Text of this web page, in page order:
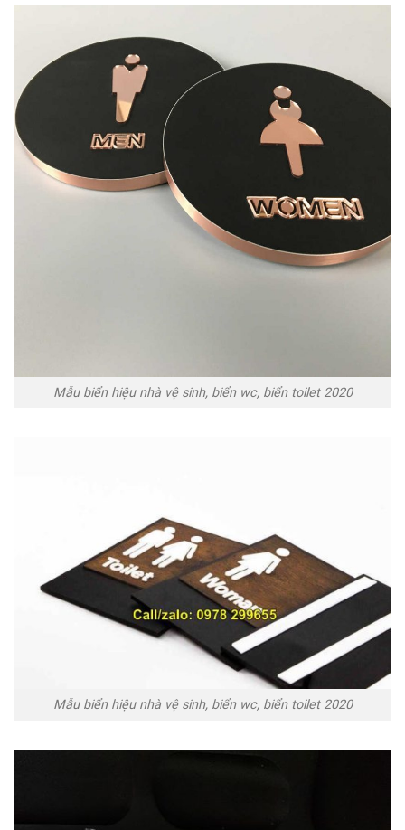
Mẫu biển hiệu nhà vệ sinh, biển wc, biển toilet 2020
Mẫu biển hiệu nhà vệ sinh, biển wc, biển toilet 2020